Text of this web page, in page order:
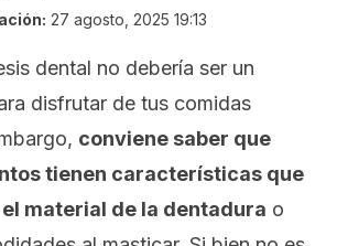
27 agosto, 2025 19:13
dental no debería ser un
disfrutar de tus comidas
conviene saber que
tienen características que
material de la dentadura o